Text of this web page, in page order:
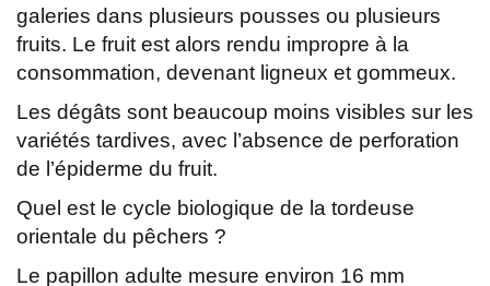
galeries dans plusieurs pousses ou plusieurs
fruits. Le fruit est alors rendu impropre à la
consommation, devenant ligneux et gommeux.
Les dégâts sont beaucoup moins visibles sur les
variétés tardives, avec l’absence de perforation
de l’épiderme du fruit.
Quel est le cycle biologique de la tordeuse
orientale du pêchers ?
Le papillon adulte mesure environ 16 mm